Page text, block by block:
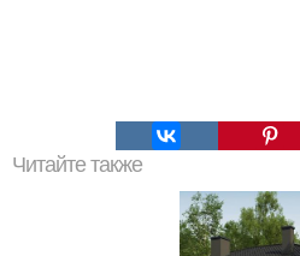
Читайте также